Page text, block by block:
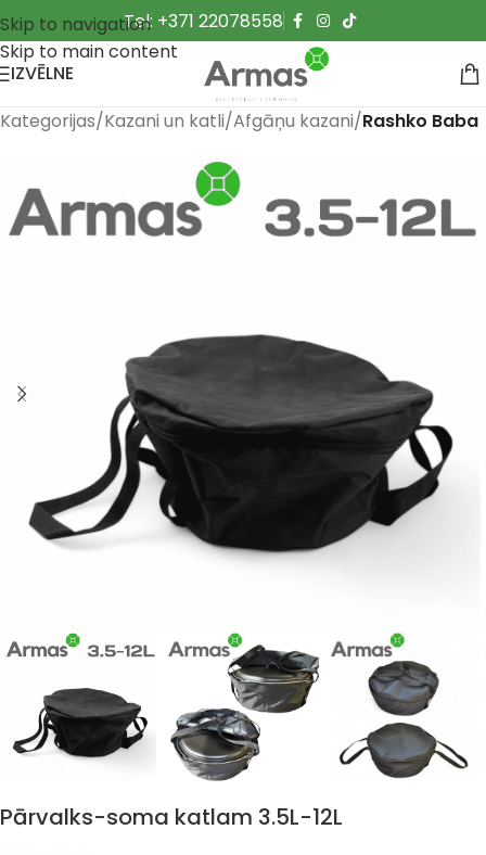
Skip to navigation
Skip to main content
Tel: +371 22078558
IZVĒLNE
Kategorijas Kazani un katli Afgāņu kazani Rashko Baba
Pārvalks-soma katlam 3.5L-12L